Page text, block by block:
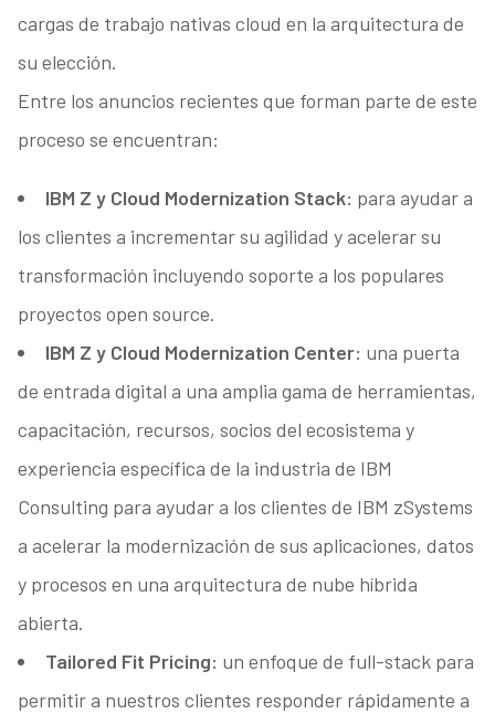
cargas de trabajo nativas cloud en la arquitectura de
su elección.
Entre los anuncios recientes que forman parte de este
proceso se encuentran:
IBM Z y Cloud Modernization Stack: para ayudar a
los clientes a incrementar su agilidad y acelerar su
transformación incluyendo soporte a los populares
proyectos open source.
IBM Z y Cloud Modernization Center: una puerta
de entrada digital a una amplia gama de herramientas,
capacitación, recursos, socios del ecosistema y
experiencia específica de la industria de IBM
Consulting para ayudar a los clientes de IBM zSystems
a acelerar la modernización de sus aplicaciones, datos
y procesos en una arquitectura de nube híbrida
abierta.
Tailored Fit Pricing: un enfoque de full-stack para
permitir a nuestros clientes responder rápidamente a